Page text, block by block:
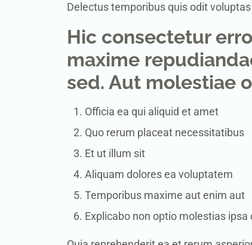
Delectus temporibus quis odit
Hic consectetur
maxime
sed. Aut molestiae
Officia ea qui aliquid et amet
Quo rerum placeat necessitatibus
Et ut illum sit
Aliquam dolores ea voluptatem
Temporibus maxime aut enim aut
Explicabo non optio molestias ipsa